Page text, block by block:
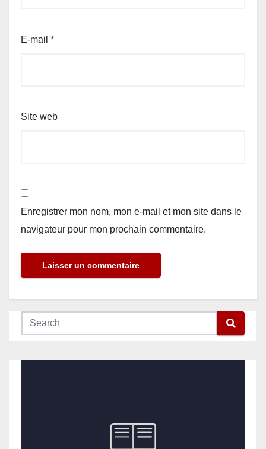
E-mail *
Site web
Enregistrer mon nom, mon e-mail et mon site dans le
navigateur pour mon prochain commentaire.